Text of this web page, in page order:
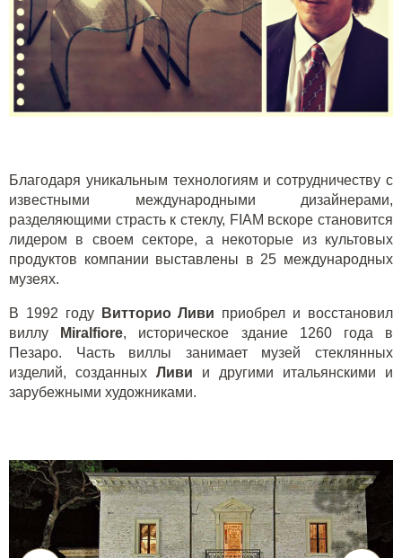
Благодаря уникальным технологиям и сотрудничеству с
известными международными дизайнерами,
разделяющими страсть к стеклу, FIAM вскоре становится
лидером в своем секторе, а некоторые из культовых
продуктов компании выставлены в 25 международных
музеях.
В 1992 году Витторио Ливи приобрел и восстановил
виллу
Miralfiore, историческое здание 1260 года в
Пезаро. Часть виллы занимает музей стеклянных
изделий, созданных Ливи и другими итальянскими и
зарубежными художниками.